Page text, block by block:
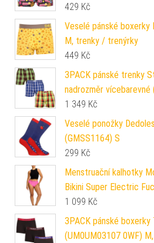
429 Kč
Veselé pánské boxerky
M, trenky / trenýrky
449 Kč
3PACK pánské trenky
nadrozměr
1 349 Kč
Veselé ponožky
(GMSS1164) S
299 Kč
Menstruační kalhotky
Bikini Super Electric
1 099 Kč
3PACK pánské
(UM0UM03107 0WF)